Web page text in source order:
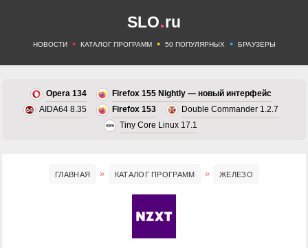
SLO.ru
НОВОСТИ • КАТАЛОГ ПРОГРАММ • 50 ПОПУЛЯРНЫХ • БРАУЗЕРЫ
Opera 134
Firefox 155 Nightly — новый интерфейс
AIDA64 8.35
Firefox 153
Double Commander 1.2.7
Tiny Core Linux 17.1
ГЛАВНАЯ КАТАЛОГ ПРОГРАММ ЖЕЛЕЗО